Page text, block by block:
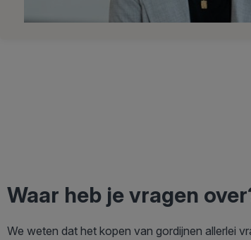
Waar heb je vragen
We weten dat het kopen van gordijnen allerlei